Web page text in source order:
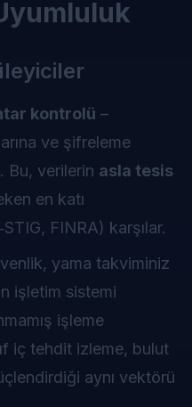
kontrolü –
ve şifreleme
Bu, verilerin asla tesis
en katı
FINRA) karşılar.
yama takviminiz
işletim sistemi
işleme
iç tehdit izleme, bulut
aynı vektörü